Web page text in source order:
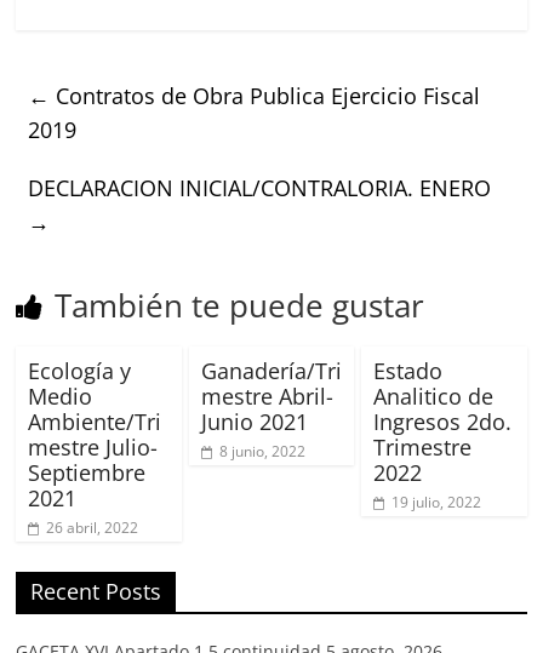
← Contratos de Obra Publica Ejercicio Fiscal
2019
DECLARACION INICIAL/CONTRALORIA. ENERO
→
También te puede gustar
Ecología y
Medio
Ambiente/Tri
mestre Julio-
Septiembre
2021
26 abril, 2022
Ganadería/Tri
mestre Abril-
Junio 2021
8 junio, 2022
Estado
Analitico de
Ingresos 2do.
Trimestre
2022
19 julio, 2022
Recent Posts